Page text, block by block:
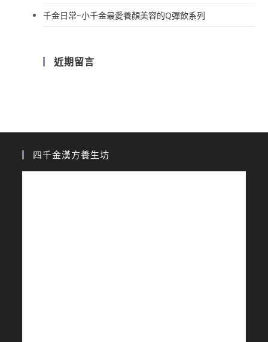
千金日常~小千金最愛養顏美容的Q彈飲系列
近期留言
四千金漢方養生坊